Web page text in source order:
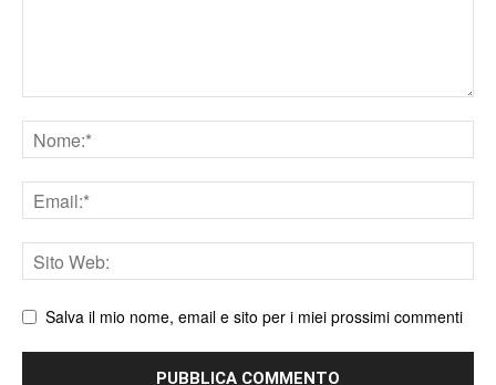
Nome
Email
Sito
web
Salva il mio nome, email e sito per i miei prossimi commenti